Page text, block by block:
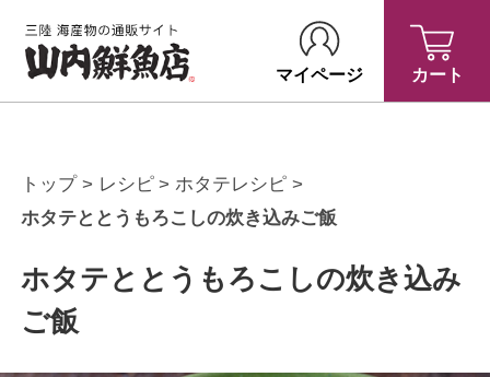
マイページ カート
トップ レシピ
ホタテレシピ
ホタテととうもろこしの炊き込みご飯
ホタテととうもろこしの炊き込み
ご飯